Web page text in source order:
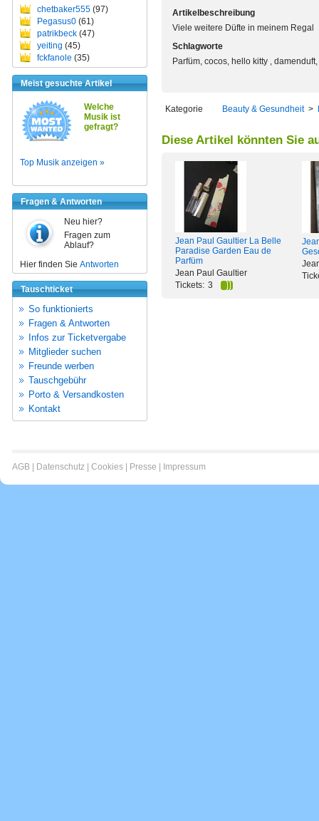
chetbaker555 (97)
Pegasus0 (61)
patrikbeck (47)
yeiting (45)
fckfanole (35)
Meist gesuchte Artikel
Welche
Musik ist
gefragt?
Top Musik anzeigen »
Fragen & Antworten
Neu hier?
Fragen zum
Ablauf?
Hier finden Sie Antworten
Tauschticket
So funktionierts
Fragen & Antworten
Infos zur Ticketvergabe
Mitglieder suchen
Freunde werben
Tauschgebühr
Porto & Versandkosten
Kontakt
Artikelbeschreibung
Viele weitere Düfte in meinem Regal
Schlagworte
Parfüm, cocos, hello kitty ,
Kategorie Beauty & Gesundheit>
Diese Artikel könnten Sie
Jean Paul Gaultier La Belle
Paradise Garden Eau de
Parfüm
Jean Paul Gaultier
Tickets: 3
AGB Datenschutz Cookies Presse Impressum